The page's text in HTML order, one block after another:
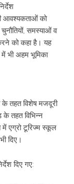
आवश्यकताओं को
समस्याओं व
को कहा है। यह
भी अहम भूमिका
के तहत विशेष मजदूरी
के तहत विभिन्न
में एग्रो टूरिज्म स्कूल
दिए।
दिए गए: